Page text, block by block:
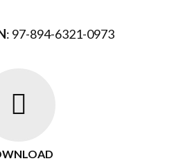
: 97-894-6321-0973